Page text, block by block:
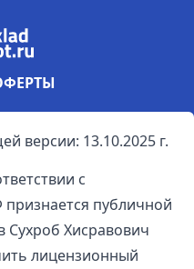
версии: 13.10.2025 г.
с
публичной
Хисравович
лицензионный